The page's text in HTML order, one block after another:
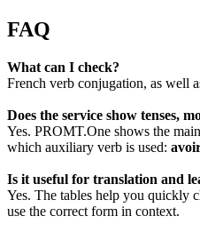
FAQ
What can I check?
French verb conjugation, as well
Does the service show tenses,
Yes. PROMT.One shows the
which auxiliary verb is used:
Is it useful for translation and
Yes. The tables help you quickly
use the correct form in context.